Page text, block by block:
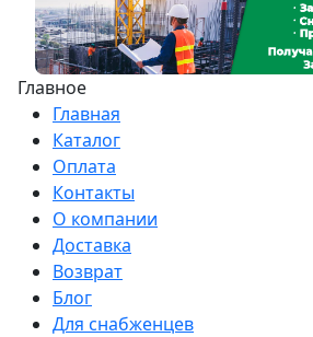
Главное
Главная
Каталог
Оплата
Контакты
О компании
Доставка
Возврат
Блог
Для снабженцев